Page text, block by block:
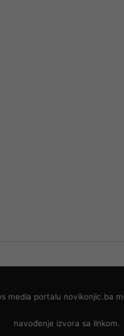
media portalu novikonjic.ba
navođenje izvora sa linkom.